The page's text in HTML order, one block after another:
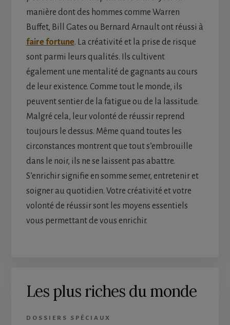
manière dont des hommes comme Warren
Buffet, Bill Gates ou Bernard Arnault ont réussi à
faire fortune. La créativité et la prise de risque
sont parmi leurs qualités. Ils cultivent
également une mentalité de gagnants au cours
de leur existence. Comme tout le monde, ils
peuvent sentier de la fatigue ou de la lassitude.
Malgré cela, leur volonté de réussir reprend
toujours le dessus. Même quand toutes les
circonstances montrent que tout s’embrouille
dans le noir, ils ne se laissent pas abattre.
S’enrichir signifie en somme semer, entretenir et
soigner au quotidien. Votre créativité et votre
volonté de réussir sont les moyens essentiels
vous permettant de vous enrichir.
Les plus riches du monde
DOSSIERS SPÉCIAUX